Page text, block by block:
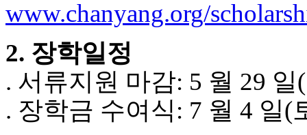
www.chanyang.org/
2. 장학일정
. 서류지원 마감: 5 월 29 일
. 장학금 수여식: 7 월 4 일(